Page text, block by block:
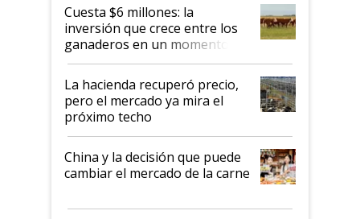
Cuesta $6 millones: la
inversión que crece entre los
ganaderos en un momento
histórico para la actividad
La hacienda recuperó precio,
pero el mercado ya mira el
próximo techo
China y la decisión que puede
cambiar el mercado de la carne